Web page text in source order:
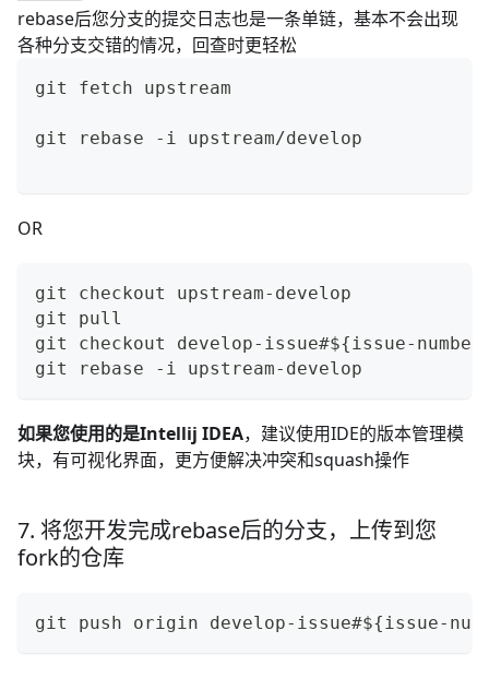
rebase后您分支的提交日志也是一条单链，基本不会出现
各种分支交错的情况，回查时更轻松
git fetch upstream
git rebase -i upstream/develop
OR
git checkout upstream-develop
git pull
git checkout develop-issue#${issue-
git rebase -i upstream-develop
如果您使用的是Intellij IDEA，建议使用IDE的版本管理模
块，有可视化界面，更方便解决冲突和squash操作
7. 将您开发完成rebase后的分支，上传到您
fork的仓库
git push origin develop-issue#${issue-